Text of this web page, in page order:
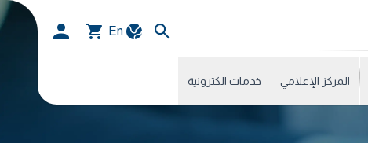
En
المركز الإعلامي خدمات الكترونية